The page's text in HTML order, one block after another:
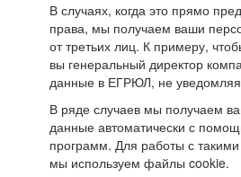
В случаях, когда это прямо
права, мы получаем ваши
от третьих лиц. К примеру,
вы генеральный директор
данные в ЕГРЮЛ, не уведомляя
В ряде случаев мы получаем
данные автоматически с
программ. Для работы с
мы используем файлы cookie.